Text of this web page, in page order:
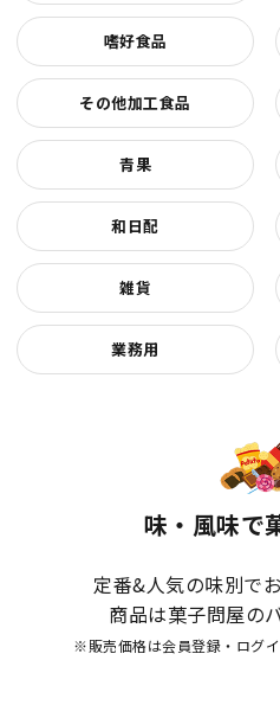
嗜好食品
その他加工食品
青果
和日配
雑貨
業務用
味・風味で
定番&人気の味別で
商品は菓子問屋の
※販売価格は会員登録・ログイ